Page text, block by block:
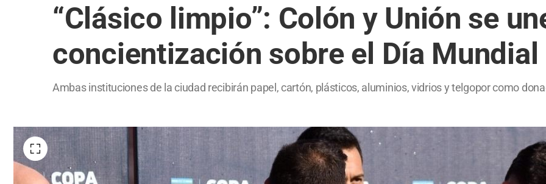
“Clásico limpio”: Colón y Unión se
concientización sobre el Día
Ambas instituciones de la ciudad recibirán papel, cartón, plásticos, aluminios, vidrios y telgopor como